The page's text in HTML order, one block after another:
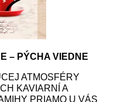
– PÝCHA VIEDNE
ATMOSFÉRY
KAVIARNÍ A
PRIAMO U VÁS